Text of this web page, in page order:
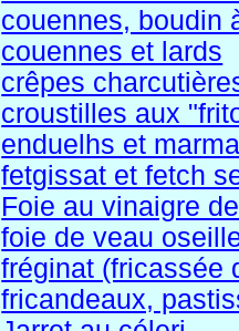
couennes, boudin
couennes et lards
crêpes
croustilles aux
enduelhs et
fetgissat et fetch
Foie au vinaigre
foie de veau
fréginat (fricassée
fricandeaux,